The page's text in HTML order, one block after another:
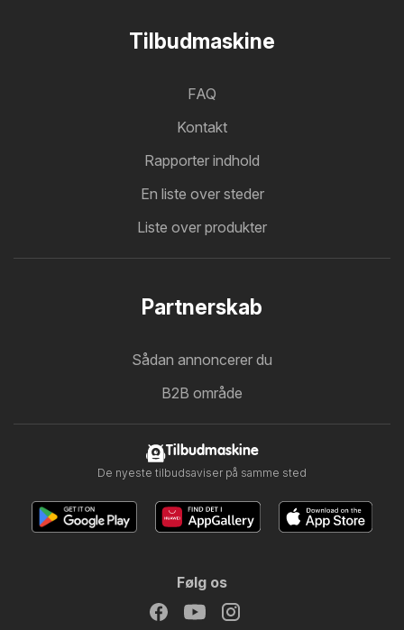
Tilbudmaskine
FAQ
Kontakt
Rapporter indhold
En liste over steder
Liste over produkter
Partnerskab
Sådan annoncerer du
B2B område
Tilbudmaskine
De nyeste tilbudsaviser på samme sted
Følg os